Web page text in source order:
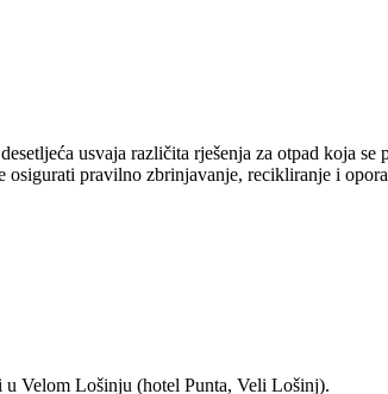
usvaja različita rješenja za otpad koja se
pravilno zbrinjavanje, recikliranje i
u Velom Lošinju (hotel Punta, Veli Lošinj).